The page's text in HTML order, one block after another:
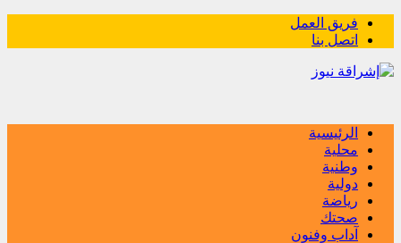
فريق العمل
اتصل بنا
الرئيسية
محلية
وطنية
دولية
رياضة
صحتك
آداب وفنون